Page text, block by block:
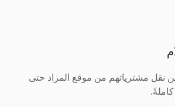
نقل مشترياتهم من موقع المزاد حتى